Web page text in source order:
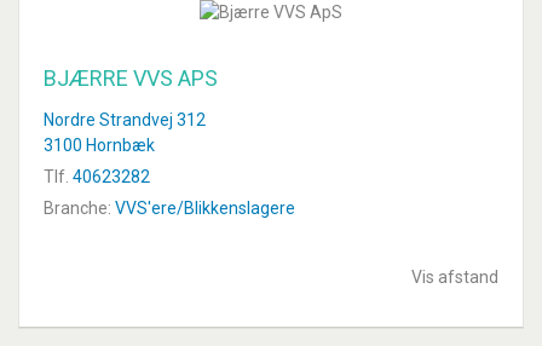
BJÆRRE VVS APS
Nordre Strandvej 312
3100 Hornbæk
Tlf. 40623282
Branche: VVS'ere/Blikkenslagere
Vis afstand